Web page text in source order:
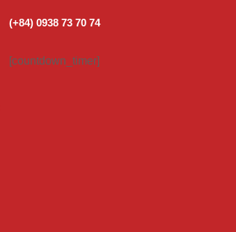
(+84) 0938 73 70 74
[countdown_timer]